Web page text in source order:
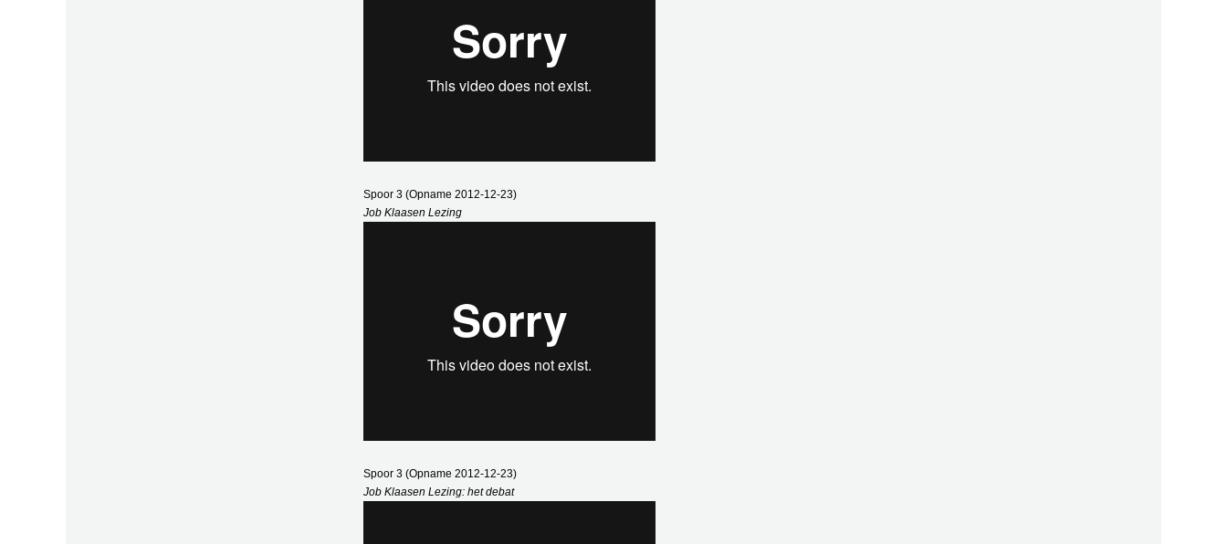
Spoor 3 (Opname 2012-12-23)
Job Klaasen Lezing
Spoor 3 (Opname 2012-12-23)
Job Klaasen Lezing: het debat